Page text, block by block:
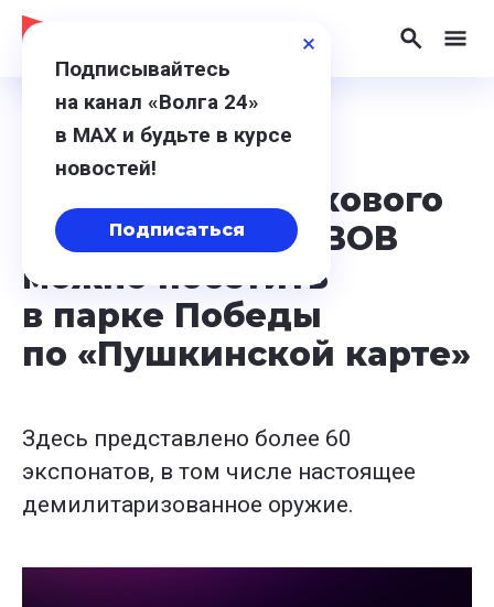
4 марта 2024, 19:59
Выставку стрелкового
оружия времен ВОВ
можно посетить
в парке Победы
по «Пушкинской карте»
Здесь представлено более 60
экспонатов, в том числе настоящее
демилитаризованное оружие.
Подписывайтесь
на канал «Волга 24»
в МАХ и будьте в курсе
новостей!
Подписаться